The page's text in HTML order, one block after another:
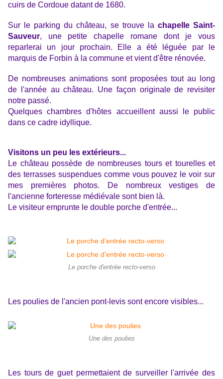
cuirs de Cordoue datant de 1680.
Sur le parking du château, se trouve la chapelle Saint-
Sauveur, une petite chapelle romane dont je vous
reparlerai un jour prochain. Elle a été léguée par le
marquis de Forbin à la commune et vient d'être rénovée.
De nombreuses animations sont proposées tout au long
de l'année au château. Une façon originale de revisiter
notre passé.
Quelques chambres d'hôtes accueillent aussi le public
dans ce cadre idyllique.
Visitons un peu les extérieurs...
Le château possède de nombreuses tours et tourelles et
des terrasses suspendues comme vous pouvez le voir sur
mes premières photos. De nombreux vestiges de
l'ancienne forteresse médiévale sont bien là.
Le visiteur emprunte le double porche d'entrée...
Le porche d'entrée recto-verso
Les poulies de l'ancien pont-levis sont encore visibles...
Une des poulies
Les tours de guet permettaient de surveiller l'arrivée des